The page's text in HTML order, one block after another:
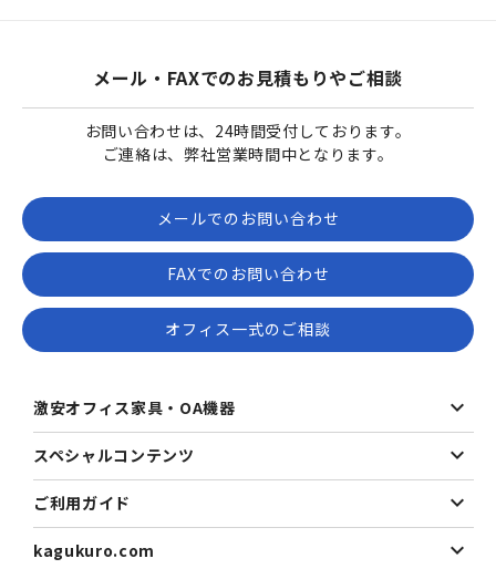
メール・FAXでのお見積もりやご相談
お問い合わせは、24時間受付しております。
ご連絡は、弊社営業時間中となります。
メールでのお問い合わせ
FAXでのお問い合わせ
オフィス一式のご相談
激安オフィス家具・OA機器
スペシャルコンテンツ
ご利用ガイド
kagukuro.com